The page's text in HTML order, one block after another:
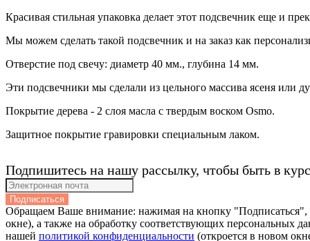
Красивая стильная упаковка делает этот подсвечник еще и
Мы можем сделать такой подсвечник и на заказ как
Отверстие под свечу: диаметр 40 мм., глубина 14 мм.
Эти подсвечники мы сделали из цельного массива ясеня или
Покрытие дерева - 2 слоя масла с твердым воском Osmo.
Защитное покрытие гравировки специальным лаком.
Подпишитесь на нашу рассылку, чтобы быть в
Подписаться
Обращаем Ваше внимание: нажимая на кнопку "Подписаться",
окне), а также на обработку соответствующих персональных
нашей политикой конфиденциальности (откроется в новом